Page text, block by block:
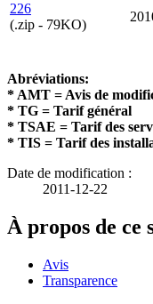
226
(.zip - 79KO)
Abréviations:
* AMT = Avis de
* TG = Tarif général
* TSAE = Tarif des
* TIS = Tarif des
Date de modification :
2011-12-22
À propos de ce
Avis
Transparence